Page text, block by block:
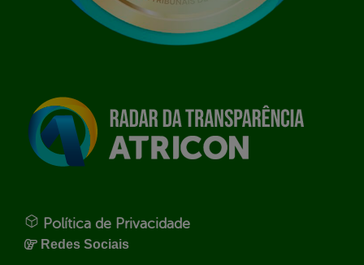
Política de Privacidade
Redes Sociais